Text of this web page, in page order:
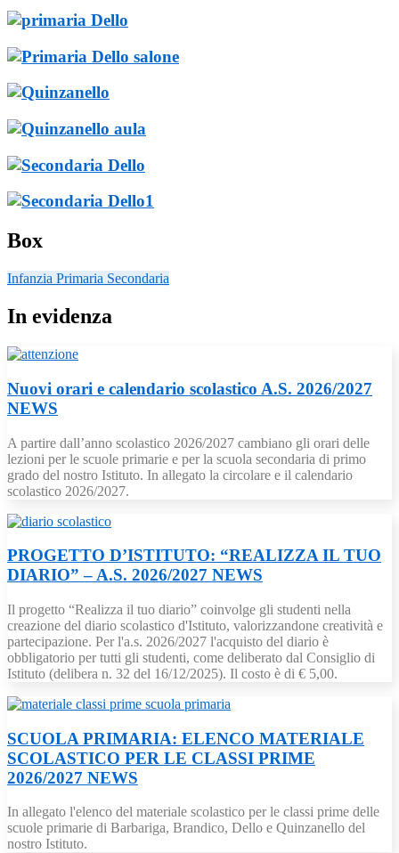
Box
Infanzia Primaria Secondaria
In evidenza
Nuovi orari e calendario scolastico A.S. 2026/2027
NEWS
A partire dall’anno scolastico 2026/2027 cambiano gli orari delle
lezioni per le scuole primarie e per la scuola secondaria di primo
grado del nostro Istituto. In allegato la circolare e il calendario
scolastico 2026/2027.
PROGETTO D’ISTITUTO: “REALIZZA IL TUO
DIARIO” – A.S. 2026/2027 NEWS
Il progetto “Realizza il tuo diario” coinvolge gli studenti nella
creazione del diario scolastico d'Istituto, valorizzandone creatività e
partecipazione. Per l'a.s. 2026/2027 l'acquisto del diario è
obbligatorio per tutti gli studenti, come deliberato dal Consiglio di
Istituto (delibera n. 32 del 16/12/2025). Il costo è di € 5,00.
SCUOLA PRIMARIA: ELENCO MATERIALE
SCOLASTICO PER LE CLASSI PRIME
2026/2027 NEWS
In allegato l'elenco del materiale scolastico per le classi prime delle
scuole primarie di Barbariga, Brandico, Dello e Quinzanello del
nostro Istituto.